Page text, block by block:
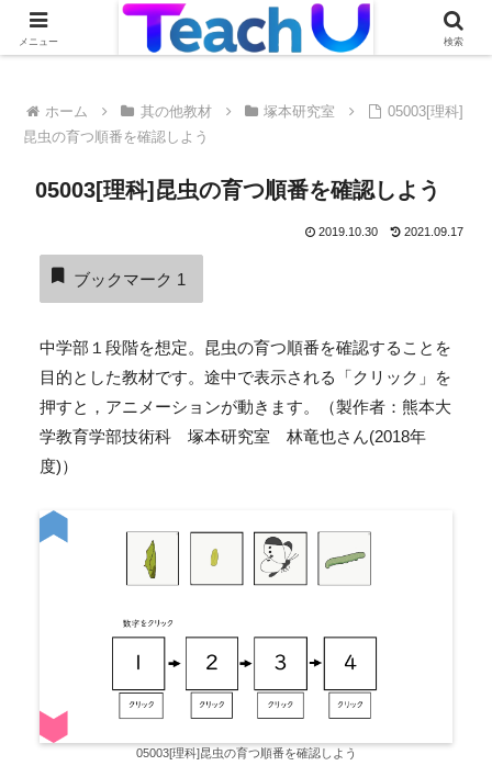
Teach Uの活用事例を絶賛募集中です！詳しくはこちらから
ホーム 其の他教材 塚本研究室
05003[理科]
昆虫の育つ順番を確認しよう
05003[理科]昆虫の育つ順番を確認しよう
2019.10.30 2021.09.17
ブックマーク 1
中学部１段階を想定。昆虫の育つ順番を確認することを
目的とした教材です。途中で表示される「クリック」を
押すと，アニメーションが動きます。（製作者：熊本大
学教育学部技術科 塚本研究室 林竜也さん(2018年
度)）
05003[理科]昆虫の育つ順番を確認しよう
メニュー 検索